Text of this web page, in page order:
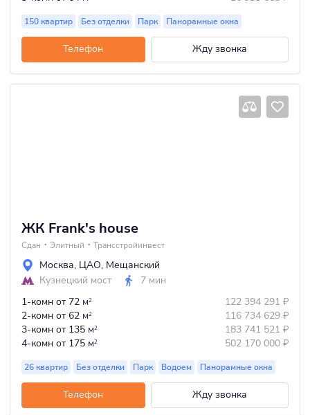
150 квартир Без отделки Парк Панорамные окна
Телефон Жду звонка
ЖК Frank's house
Сдан Элитный Трансстройинвест
Москва, ЦАО, Мещанский
Кузнецкий мост
7 мин
1-комн от 72 м2 122 394 291 ₽
2-комн от 62 м2 116 734 629 ₽
3-комн от 135 м2 183 741 521 ₽
4-комн от 175 м2 502 170 000 ₽
26 квартир Без отделки Парк Водоем Панорамные окна
Телефон Жду звонка